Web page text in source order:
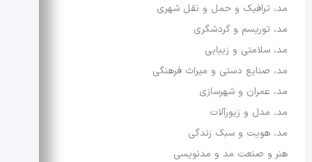
مد، ترافیک و حمل و نقل شهری
مد، توریسم و گردشگری
مد، سلامتی و زیبایی
مد، صنایع دستی و میراث فرهنگی
مد، عمران و شهرسازی
مد، مدل و زیورآلات
مد، هویت و سبک زندگی
هنر و صنعت مد و مدنویسی